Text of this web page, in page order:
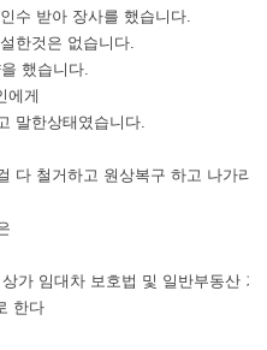
수 받아 장사를 했습니다.
한것은 없습니다.
했습니다.
에게
말한상태였습니다.
다 철거하고 원상복구 하고 나가라
가 임대차 보호법 및 일반부동산 거
한다